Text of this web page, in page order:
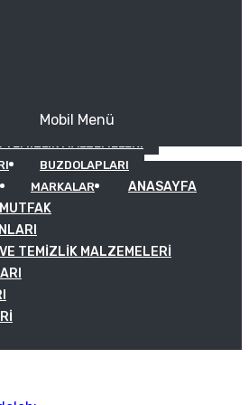
TEMIZLIK MALZEMELERI
BUZDOLAPLARI
MARKALAR
Mobil Menü
ANASAYFA
TEMIZLIK MALZEMELERI